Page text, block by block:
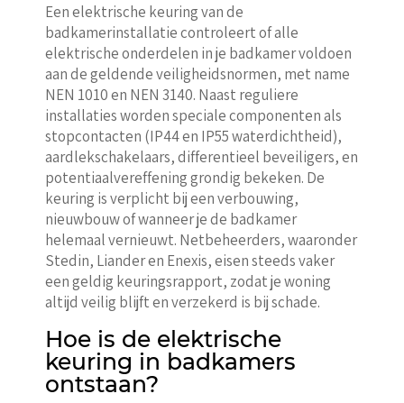
Een elektrische keuring van de
badkamerinstallatie controleert of alle
elektrische onderdelen in je badkamer voldoen
aan de geldende veiligheidsnormen, met name
NEN 1010 en NEN 3140. Naast reguliere
installaties worden speciale componenten als
stopcontacten (IP44 en IP55 waterdichtheid),
aardlekschakelaars, differentieel beveiligers, en
potentiaalvereffening grondig bekeken. De
keuring is verplicht bij een verbouwing,
nieuwbouw of wanneer je de badkamer
helemaal vernieuwt. Netbeheerders, waaronder
Stedin, Liander en Enexis, eisen steeds vaker
een geldig keuringsrapport, zodat je woning
altijd veilig blijft en verzekerd is bij schade.
Hoe is de elektrische
keuring in badkamers
ontstaan?